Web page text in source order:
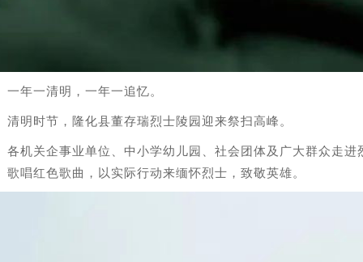
一清明，一年一追忆。
时节，隆化县董存瑞烈士陵园迎来祭扫高峰。
关企事业单位、中小学幼儿园、社会团体及广大群众走进
歌唱红色歌曲，以实际行动来缅怀烈士，致敬英雄。